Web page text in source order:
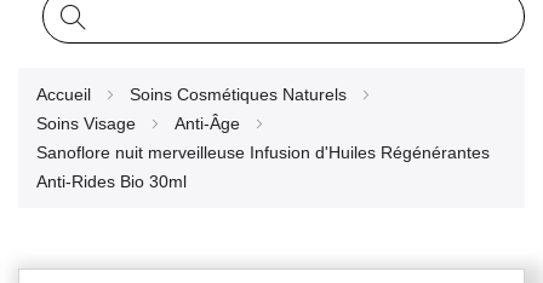
Accueil
Soins Cosmétiques Naturels
Soins Visage
Anti-Âge
Sanoflore nuit merveilleuse Infusion d'Huiles Régénérantes
Anti-Rides Bio 30ml